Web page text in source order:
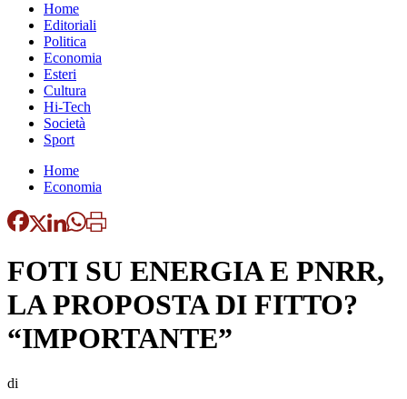
Home
Editoriali
Politica
Economia
Esteri
Cultura
Hi-Tech
Società
Sport
Home
Economia
FOTI SU ENERGIA E PNRR,
LA PROPOSTA DI FITTO?
“IMPORTANTE”
di